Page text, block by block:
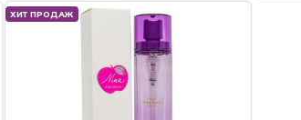
ХИТ ПРОДАЖ